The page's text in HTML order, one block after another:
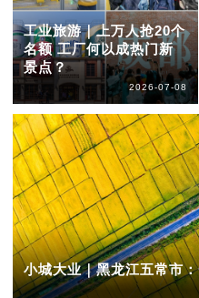
工业旅游｜上万人抢20个
名额 工厂何以成热门新
景点？
2026-07-08
小城大业｜黑龙江五常市